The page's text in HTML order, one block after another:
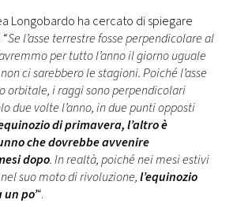
Longobardo ha cercato di spiegare
Se l’asse terrestre fosse perpendicolare al
per tutto l’anno il giorno uguale
ci sarebbero le stagioni. Poiché l’asse
orbitale, i raggi sono perpendicolari
due volte l’anno, in due punti opposti
di primavera, l’altro è
che dovrebbe avvenire
dopo. In realtà, poiché nei mesi estivi
suo moto di rivoluzione,l’equinozio
po’“.